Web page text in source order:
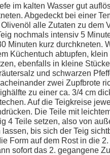
im kalten Wasser gut
Abgedeckt bei einer
alle Zutaten zu dem
nochmals intensiv 5
Minuten kurz durchkneten.
Küchentuch abtupfen,
ebenfalls in kleine
und schwarzen
zwei Zupfbrote
zu einer ca. 3/4 cm
Auf die Teigkreise
Die Teile mit
4 Teile setzen, also von
bis sich der Teig
Form auf dem Rost in die
sofort das 2. gegangene